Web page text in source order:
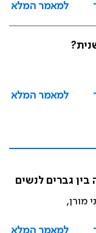
למאמר המלא
למאמר המלא
גברים לנשים
מורן,
למאמר המלא